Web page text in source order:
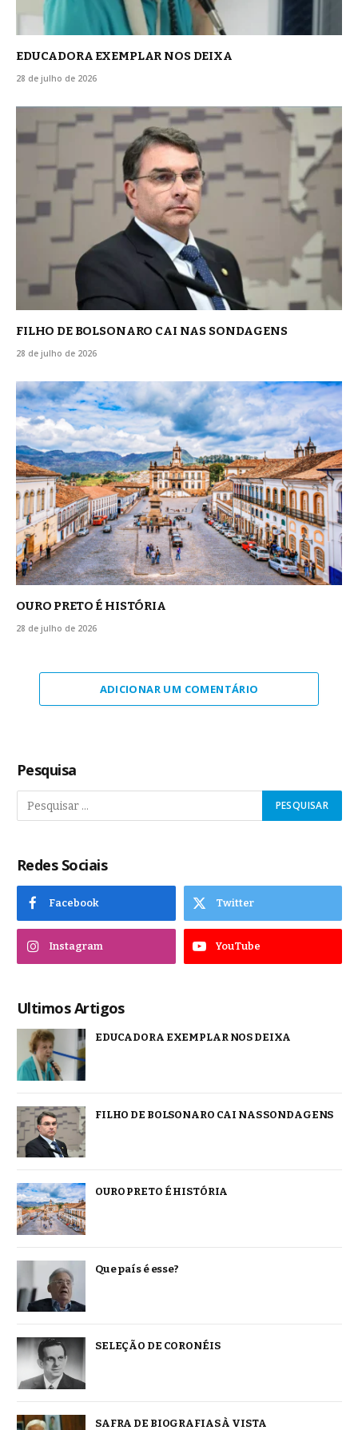
EDUCADORA EXEMPLAR NOS DEIXA
28 de julho de 2026
FILHO DE BOLSONARO CAI NAS SONDAGENS
28 de julho de 2026
OURO PRETO É HISTÓRIA
28 de julho de 2026
ADICIONAR UM COMENTÁRIO
Pesquisa
Redes Sociais
Facebook Twitter
Instagram YouTube
Ultimos Artigos
EDUCADORA EXEMPLAR NOS DEIXA
FILHO DE BOLSONARO CAI NAS SONDAGENS
OURO PRETO É HISTÓRIA
Que país é esse?
SELEÇÃO DE CORONÉIS
SAFRA DE BIOGRAFIAS À VISTA